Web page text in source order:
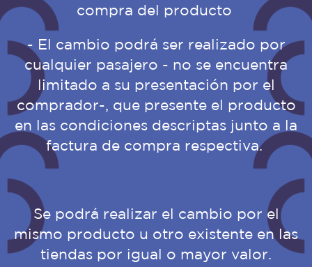
compra del producto
- El cambio podrá ser realizado por
cualquier pasajero - no se encuentra
limitado a su presentación por el
comprador-, que presente el producto
en las condiciones descriptas junto a la
factura de compra respectiva.
Se podrá realizar el cambio por el
mismo producto u otro existente en las
tiendas por igual o mayor valor.